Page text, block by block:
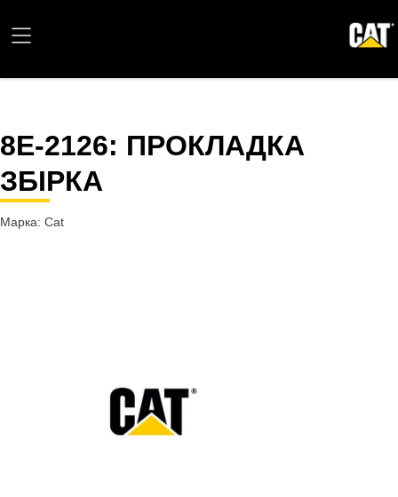
8E-2126: ПРОКЛАДКА
ЗБІРКА
Марка: Cat